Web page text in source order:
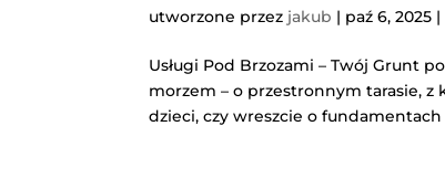
utworzone przez jakub | paź 6, 2025 |
Usługi Pod Brzozami – Twój Grunt
morzem – o przestronnym tarasie,
dzieci, czy wreszcie o